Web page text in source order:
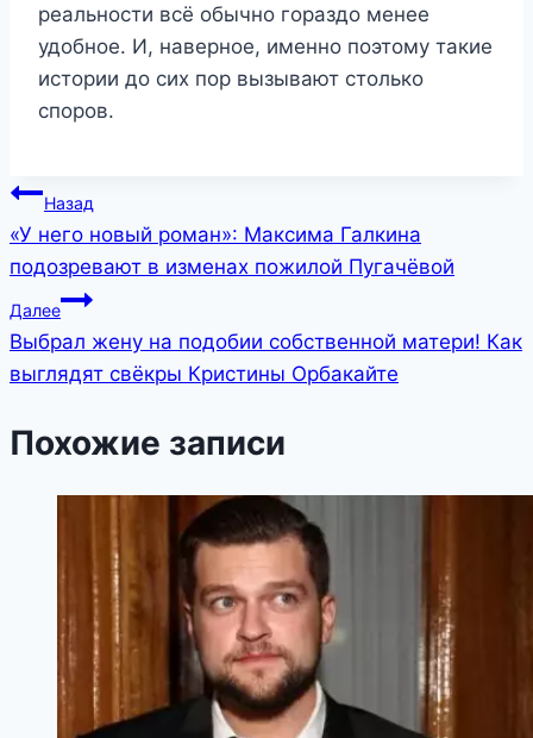
реальности всё обычно гораздо менее
удобное. И, наверное, именно поэтому такие
истории до сих пор вызывают столько
споров.
Навигация
по
записям
Назад
«У него новый роман»: Максима Галкина
подозревают в изменах пожилой Пугачёвой
Далее
Выбрал жену на подобии собственной матери! Как
выглядят свёкры Кристины Орбакайте
Похожие записи